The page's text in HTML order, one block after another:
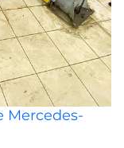
Mercedes-